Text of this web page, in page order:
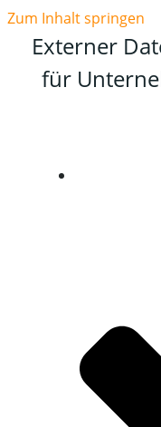
Zum Inhalt springen
Externer
für